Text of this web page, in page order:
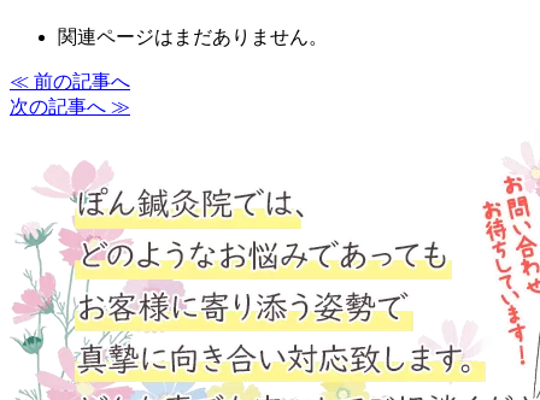
関連ページはまだありません。
≪ 前の記事へ
次の記事へ ≫